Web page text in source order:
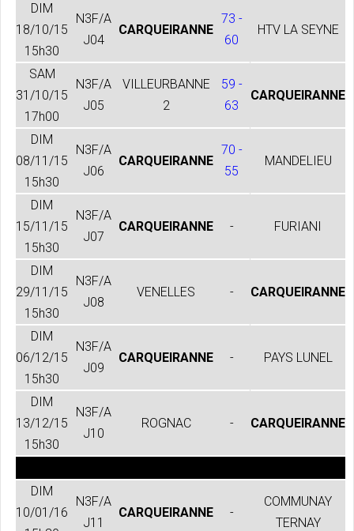
DIM
18/10/15
15h30
N3F/A
J04
CARQUEIRANNE
73 -
60
HTV LA SEYNE
SAM
31/10/15
17h00
N3F/A
J05
VILLEURBANNE
2
59 -
63
CARQUEIRANNE
DIM
08/11/15
15h30
N3F/A
J06
CARQUEIRANNE
70 -
55
MANDELIEU
DIM
15/11/15
15h30
N3F/A
J07
CARQUEIRANNE - FURIANI
DIM
29/11/15
15h30
N3F/A
J08
VENELLES - CARQUEIRANNE
DIM
06/12/15
15h30
N3F/A
J09
CARQUEIRANNE - PAYS LUNEL
DIM
13/12/15
15h30
N3F/A
J10
ROGNAC - CARQUEIRANNE
DIM
10/01/16
N3F/A
J11
CARQUEIRANNE -
COMMUNAY
TERNAY